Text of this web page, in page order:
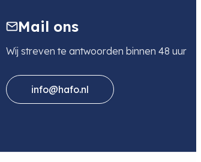
Mail ons
Wij streven te antwoorden binnen 48 uur
info@hafo.nl